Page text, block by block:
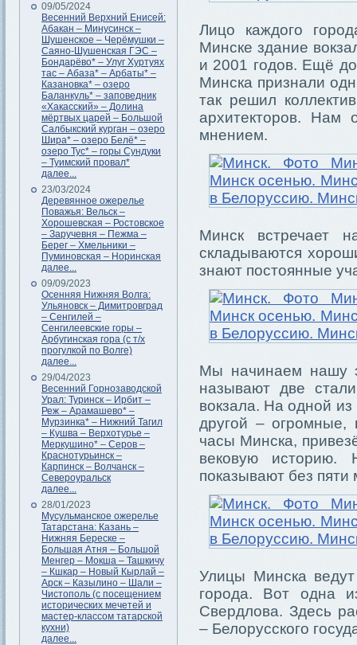
09/05/2024
Весенний Верхний Енисей:
Абакан – Минусинск –
Шушенское – Черёмушки –
Саяно-Шушенская ГЭС –
Бондарёво* – Улуг Хуртуях
тас – Абаза* – Арбаты* –
Казановка* – озеро
Баланкуль* – заповедник
«Хакасский» – Долина
мёртвых царей – Большой
Салбыкский курган – озеро
Шира* – озеро Белё* –
озеро Тус* – горы Сундуки
– Туимский провал*
далее...
23/03/2024
Деревянное ожерелье
Поважья: Вельск –
Хорошевская – Ростовское
– Заручевня – Пежма –
Берег – Хмельники –
Пуминовская – Норинская
далее...
09/09/2023
Осенняя Нижняя Волга:
Ульяновск – Димитровград
– Сенгилей –
Сенгилеевские горы –
Арбугинская гора (с т/х
прогулкой по Волге)
далее...
29/04/2023
Весенний Горнозаводской
Урал: Туринск – Ирбит –
Реж – Арамашево* –
Мурзинка* – Нижний Тагил
– Кушва – Верхотурье –
Меркушино* – Серов –
Краснотурьинск –
Карпинск – Волчанск –
Североуральск
далее...
28/01/2023
Мусульманское ожерелье
Татарстана: Казань –
Нижняя Береске –
Большая Атня – Большой
Менгер – Мокша – Ташкичу
– Кшкар – Новый Кырлай –
Арск – Казылино – Шали –
Чистополь (с посещением
исторических мечетей и
мастер-классом татарской
кухни)
далее...
Лицо каждого
Минске здание
и 2001 годов. Ещё
Минска признали
так решил
архитекторов. Нам
мнением.
Минск встречает
складываются
знают постоянные
Мы начинаем нашу
называют две
вокзала. На одной
другой – огромные,
часы Минска,
вековую
показывают без пяти
Улицы Минска
города. Вот одна
Свердлова. Здесь
– Белорусского